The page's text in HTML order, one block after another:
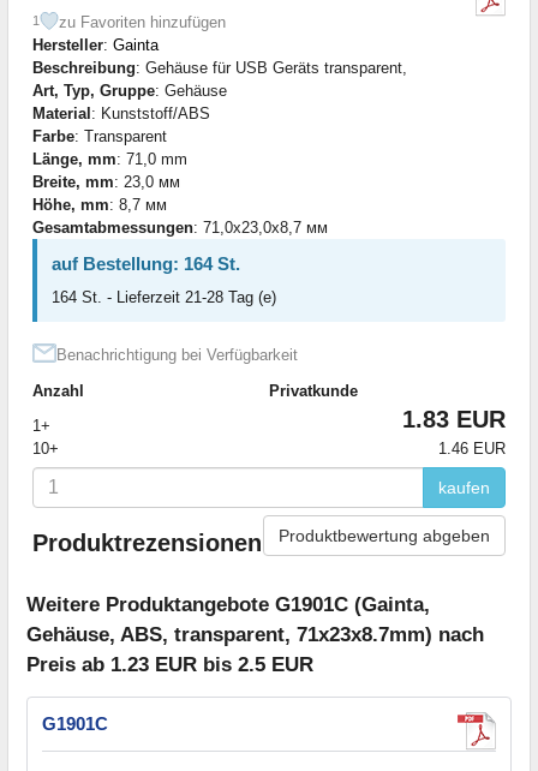
1
zu Favoriten hinzufügen
Hersteller: Gainta
Beschreibung: Gehäuse für USB Geräts transparent,
Art, Typ, Gruppe: Gehäuse
Material: Kunststoff/ABS
Farbe: Transparent
Länge, mm: 71,0 mm
Breite, mm: 23,0 мм
Höhe, mm: 8,7 мм
Gesamtabmessungen: 71,0x23,0x8,7 мм
auf Bestellung: 164 St.
164 St. - Lieferzeit 21-28 Tag (e)
Benachrichtigung bei Verfügbarkeit
Anzahl
Privatkunde
1+
1.83 EUR
10+ 1.46 EUR
kaufen
Produktrezensionen Produktbewertung abgeben
Weitere Produktangebote G1901C (Gainta,
Gehäuse, ABS, transparent, 71x23x8.7mm) nach
Preis ab 1.23 EUR bis 2.5 EUR
G1901C